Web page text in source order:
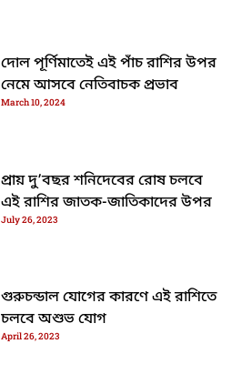
দোল পূর্ণিমাতেই এই পাঁচ রাশির উপর
নেমে আসবে নেতিবাচক প্রভাব
March 10, 2024
প্রায় দু’বছর শনিদেবের রোষ চলবে
এই রাশির জাতক-জাতিকাদের উপর
July 26, 2023
গুরুচন্ডাল যোগের কারণে এই রাশিতে
চলবে অশুভ যোগ
April 26, 2023